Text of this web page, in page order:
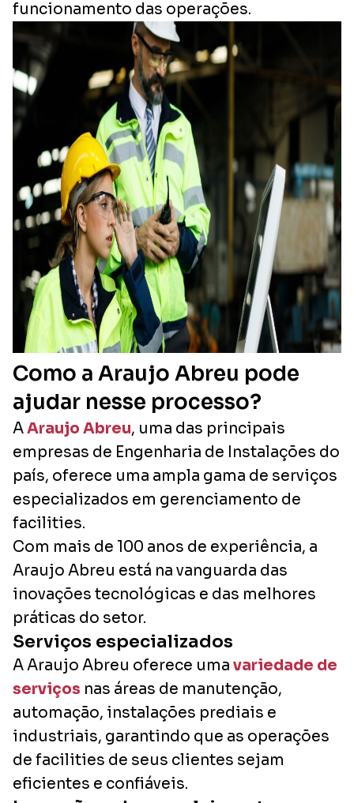
funcionamento das operações.
Como a Araujo Abreu pode
ajudar nesse processo?
AAraujo Abreu, uma das principais
empresas de Engenharia de Instalações do
país, oferece uma ampla gama de serviços
especializados em gerenciamento de
facilities.
Com mais de 100 anos de experiência, a
Araujo Abreu está na vanguarda das
inovações tecnológicas e das melhores
práticas do setor.
Serviços especializados
A Araujo Abreu oferece uma variedade de
serviços nas áreas de manutenção,
automação, instalações prediais e
industriais, garantindo que as operações
de facilities de seus clientes sejam
eficientes e confiáveis.